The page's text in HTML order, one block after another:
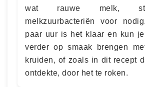
wat rauwe melk,
melkzuurbacteriën voor
paar uur is het klaar en kun
verder op smaak brengen
kruiden, of zoals in dit recept
ontdekte, door het te roken.